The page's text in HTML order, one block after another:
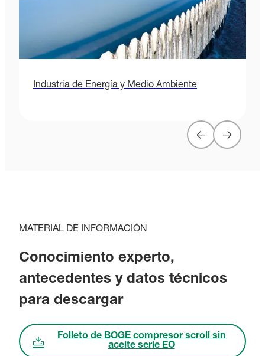
Industria de Energía y Medio Ambiente
MATERIAL DE INFORMACIÓN
Conocimiento experto,
antecedentes y datos técnicos
para descargar
Folleto de BOGE compresor scroll sin
aceite serie EO